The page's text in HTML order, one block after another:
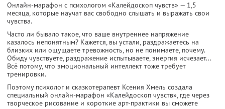
Онлайн-марафон с психологом «Калейдоскоп чувств» — 1,5
месяца, которые научат вас свободно слышать и выражать свои
чувства.
Часто ли бывало такое, что ваше внутреннее напряжение
казалось непонятным? Кажется, вы устали, раздражаетесь на
близких или ощущаете тревожность, но не понимаете, почему.
Обиду чувствуете, раздражение испытываете, энергия исчезает...
Всё потому, что эмоциональный интеллект тоже требует
тренировки.
Поэтому психолог и сказкотерапевт Ксения Хмель создала
специальный онлайн-марафон «Калейдоскоп чувств», где через
творческое рисование и короткие арт-практики вы сможете